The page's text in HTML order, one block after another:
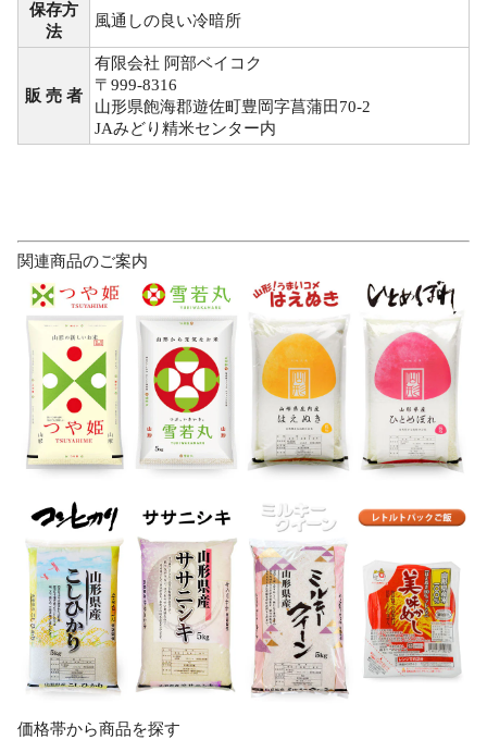
保存方
法
風通しの良い冷暗所
販 売 者
有限会社 阿部ベイコク
〒999-8316
山形県飽海郡遊佐町豊岡字菖蒲田70-2
JAみどり精米センター内
関連商品のご案内
価格帯から商品を探す